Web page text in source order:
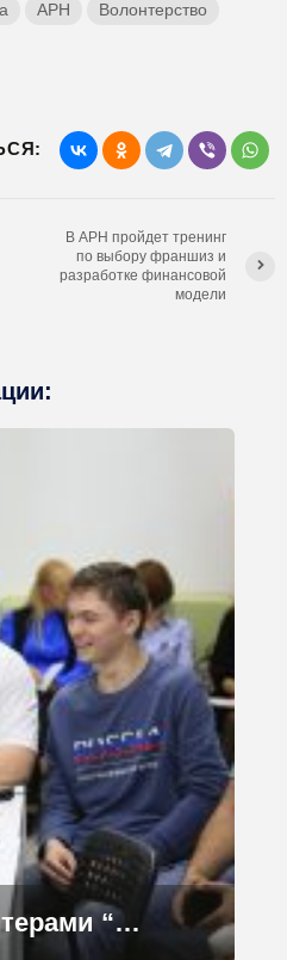
АРН
Волонтерство
В АРН пройдет тренинг
по выбору франшиз и
разработке финансовой
модели
Встреча с волонтерами “Арктического субботника”